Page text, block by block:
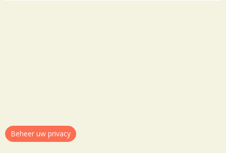
Beheer uw privacy